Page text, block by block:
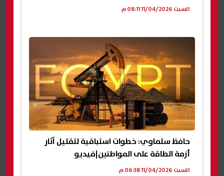
السبت 11/04/2026 08:11 م
حافظ سلماوي: خطوات استباقية لتقليل آثار
أزمة الطاقة على المواطنين|فيديو
السبت 11/04/2026 06:38 م